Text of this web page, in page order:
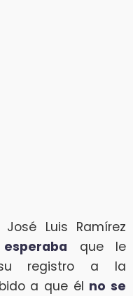
Luis Ramírez
que le
registro a la
a que él no se